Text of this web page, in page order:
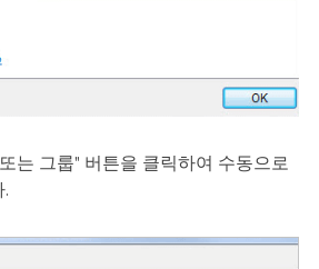
는 그룹" 버튼을 클릭하여 수동으로
.